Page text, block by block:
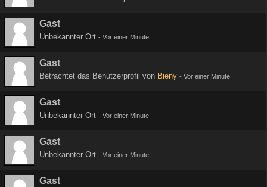
Gast
Unbekannter Ort - Vor einer Minute
Gast
Betrachtet das Benutzerprofil von Bieny - Vor einer Minute
Gast
Unbekannter Ort - Vor einer Minute
Gast
Unbekannter Ort - Vor einer Minute
Gast